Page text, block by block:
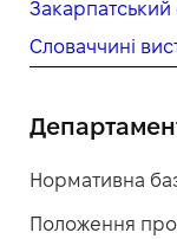
Закарпатський
Словаччині
Нормативна
Положення